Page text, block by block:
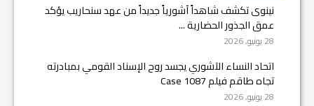
نينوى تكشف شاهداً آشورياً جديداً من عهد سنحاريب يؤكد
عمق الجذور الحضارية ...
28 يونيو, 2026
اتحاد النساء الآشوري يجسد روح الإسناد القومي بمبادرته
تجاه طاقم فيلم Case 1087
28 يونيو, 2026